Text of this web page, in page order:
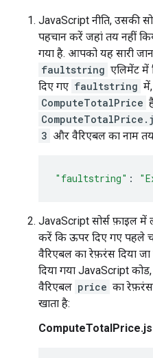
JavaScript नीति, उसकी
पहचान करें जहां तय नहीं
गया है. आपको यह सारी
faultstring एलिमेंट में
दिए गए faultstring
ComputeTotalPrice
3 और वैरिएबल का नाम
"faultstring" :
JavaScript सोर्स फ़ाइल में
करें कि ऊपर दिए गए पहले
वैरिएबल का रेफ़रंस दिया जा
दिया गया JavaScript
वैरिएबल price का रेफ़रंस
खाता है:
ComputeTotalPrice.js